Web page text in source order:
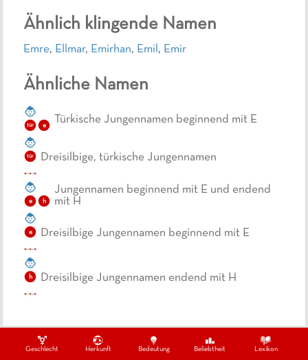
Geschlecht Herkunft Bedeutung Beliebtheit Lexikon
Ähnlich klingende Namen
Emre, Ellmar, Emirhan, Emil, Emir
Ähnliche Namen
tür e Türkische Jungennamen beginnend mit E
tür Dreisilbige, türkische Jungennamen
e h
Jungennamen beginnend mit E und endend
mit H
e Dreisilbige Jungennamen beginnend mit E
h Dreisilbige Jungennamen endend mit H